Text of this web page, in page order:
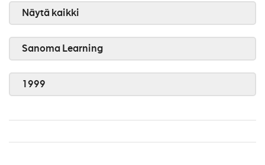
Näytä kaikki
Sanoma Learning
1999